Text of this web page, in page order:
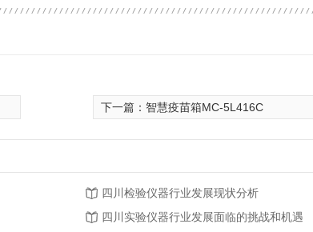
下一篇： 智慧疫苗箱MC-5L416C
四川检验仪器行业发展现状分析
四川实验仪器行业发展面临的挑战和机遇